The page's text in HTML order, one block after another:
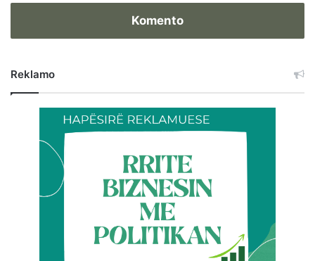
Komento
Reklamo